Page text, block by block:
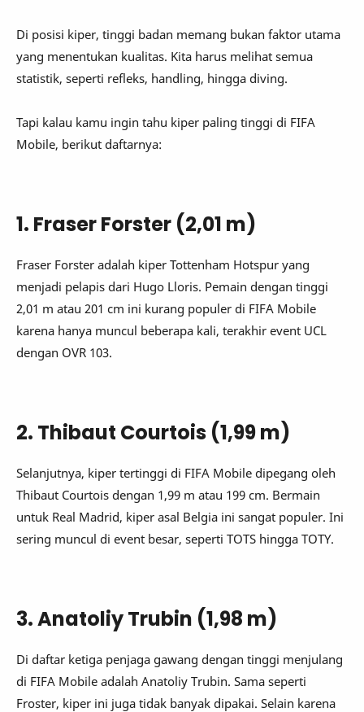
Di posisi kiper, tinggi badan memang bukan faktor utama
yang menentukan kualitas. Kita harus melihat semua
statistik, seperti refleks, handling, hingga diving.
Tapi kalau kamu ingin tahu kiper paling tinggi di FIFA
Mobile, berikut daftarnya:
1. Fraser Forster (2,01 m)
Fraser Forster adalah kiper Tottenham Hotspur yang
menjadi pelapis dari Hugo Lloris. Pemain dengan tinggi
2,01 m atau 201 cm ini kurang populer di FIFA Mobile
karena hanya muncul beberapa kali, terakhir event UCL
dengan OVR 103.
2. Thibaut Courtois (1,99 m)
Selanjutnya, kiper tertinggi di FIFA Mobile dipegang oleh
Thibaut Courtois dengan 1,99 m atau 199 cm. Bermain
untuk Real Madrid, kiper asal Belgia ini sangat populer. Ini
sering muncul di event besar, seperti TOTS hingga TOTY.
3. Anatoliy Trubin (1,98 m)
Di daftar ketiga penjaga gawang dengan tinggi menjulang
di FIFA Mobile adalah Anatoliy Trubin. Sama seperti
Froster, kiper ini juga tidak banyak dipakai. Selain karena